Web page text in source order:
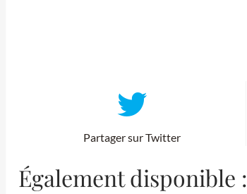
Partager sur Twitter
Également disponible :